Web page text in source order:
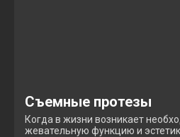
Съемные протезы
Когда в жизни возникает
жевательную функцию и эстетику